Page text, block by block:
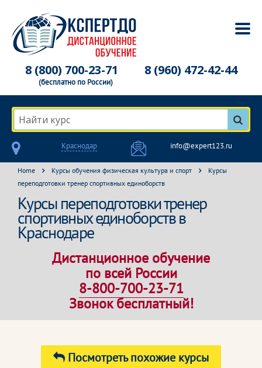
8 (800) 700-23-71
(бесплатно по России)
8 (960) 472-42-44
Найти курс
Краснодар info@expert123.ru
Home Курсы обучения физическая культура и спорт
Курсы
переподготовки тренер спортивных единоборств
Курсы переподготовки тренер
спортивных единоборств в
Краснодаре
Дистанционное обучение
по всей России
8-800-700-23-71
Звонок бесплатный!
Посмотреть похожие курсы